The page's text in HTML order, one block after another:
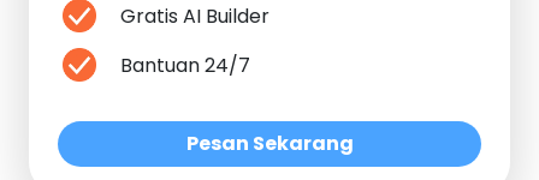
Gratis AI Builder
Bantuan 24/7
Pesan Sekarang